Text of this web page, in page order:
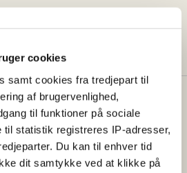
cookies
samt cookies fra tredjepart til
af brugervenlighed,
til funktioner på sociale
til statistik registreres IP-adresser,
Du kan til enhver tid
dit samtykke ved at klikke på
styrelse under
arbejder med hele
til bord med fokus på